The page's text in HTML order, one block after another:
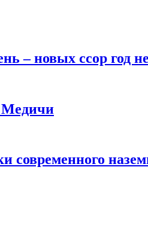
– новых ссор год не
Медичи
современного